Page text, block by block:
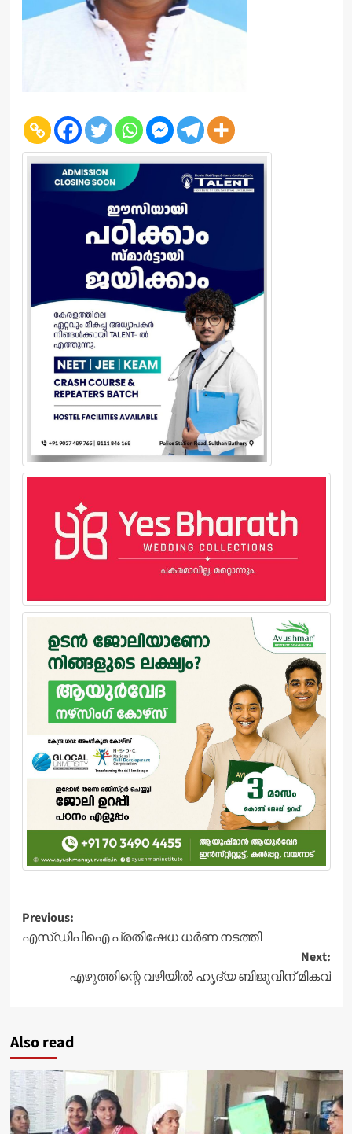
Post
navigation
Previous:
എസ്ഡിപിഐ പ്രതിഷേധ ധര്‍ണ നടത്തി
Next:
എഴുത്തിന്റെ വഴിയിൽ ഹൃദ്യ ബിജുവിന് മികവ്
Also read